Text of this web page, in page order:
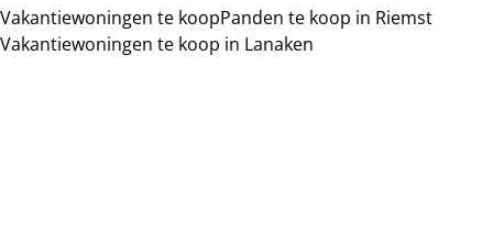
Min. budget
Vakantiewoningen te koopPanden te koop in Riemst
Vakantiewoningen te koop in Lanaken